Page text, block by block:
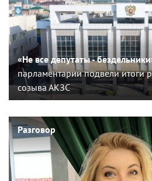
«Не все депутаты -
парламентарии подвели итоги
созыва АКЗС
Разговор